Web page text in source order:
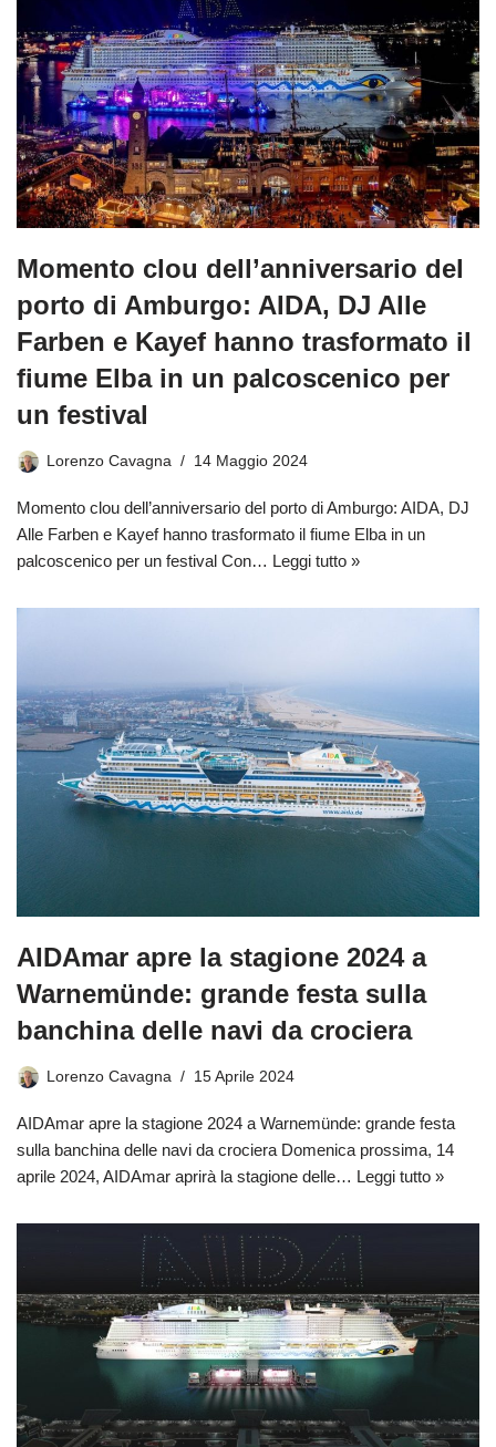
Momento clou dell’anniversario del
porto di Amburgo: AIDA, DJ Alle
Farben e Kayef hanno trasformato il
fiume Elba in un palcoscenico per
un festival
Lorenzo Cavagna 14 Maggio 2024
Momento clou dell’anniversario del porto di Amburgo: AIDA, DJ
Alle Farben e Kayef hanno trasformato il fiume Elba in un
palcoscenico per un festival Con… Leggi tutto »
AIDAmar apre la stagione 2024 a
Warnemünde: grande festa sulla
banchina delle navi da crociera
Lorenzo Cavagna 15 Aprile 2024
AIDAmar apre la stagione 2024 a Warnemünde: grande festa
sulla banchina delle navi da crociera Domenica prossima, 14
aprile 2024, AIDAmar aprirà la stagione delle… Leggi tutto »